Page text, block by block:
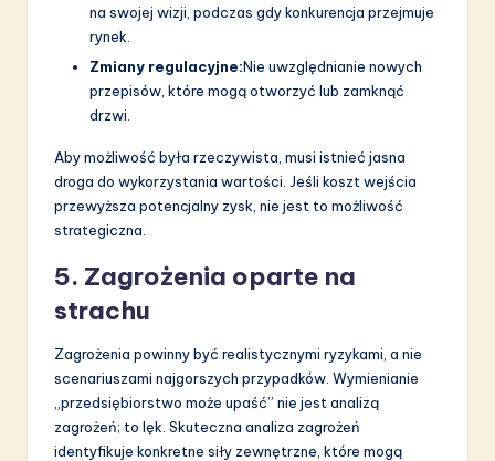
na swojej wizji, podczas gdy konkurencja przejmuje
rynek.
Zmiany regulacyjne:Nie uwzględnianie nowych
przepisów, które mogą otworzyć lub zamknąć
drzwi.
Aby możliwość była rzeczywista, musi istnieć jasna
droga do wykorzystania wartości. Jeśli koszt wejścia
przewyższa potencjalny zysk, nie jest to możliwość
strategiczna.
5. Zagrożenia oparte na
strachu
Zagrożenia powinny być realistycznymi ryzykami, a nie
scenariuszami najgorszych przypadków. Wymienianie
„przedsiębiorstwo może upaść” nie jest analizą
zagrożeń; to lęk. Skuteczna analiza zagrożeń
identyfikuje konkretne siły zewnętrzne, które mogą